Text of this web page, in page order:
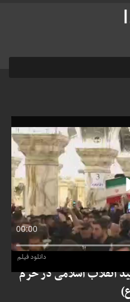
دانلود فیلم
انقلاب اسلامی در حرم